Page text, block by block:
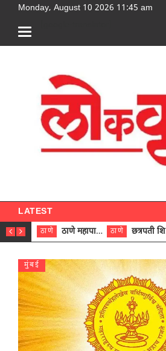
Monday, August 10 2026 11:45 am
LATEST
ठाणे ठाणे महापालिकेच्या नऊ प्रभाग समित्यांवर अध्यक्ष विराजमान ठाणे छत्रपती शिवाजी महाराज रुग्णालयात दुर्मिळ ट्युमरची यशस्वी शस्त्रक्रिया
मुंबई